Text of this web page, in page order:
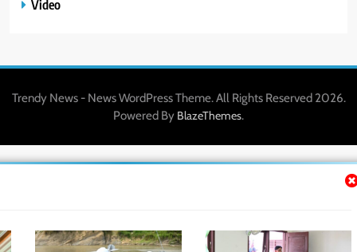
Video
Trendy News - News WordPress Theme. All Rights Reserved 2026.
Powered By BlazeThemes.